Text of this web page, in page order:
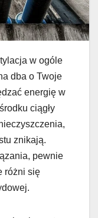
w ogóle
dba o Twoje
energię w
ciągły
znikają.
pewnie
różni się